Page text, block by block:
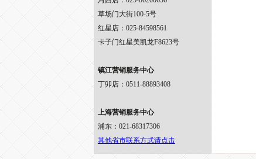
草场门大街100-5号
红星店：025-84598561
卡子门红星美凯龙F8623号
镇江营销服务中心
丁卯店：0511-88893408
上海营销服务中心
浦东：021-68317306
其他省市联系方式请点击